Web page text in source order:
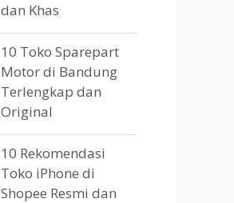
dan Khas
10 Toko Sparepart
Motor di Bandung
Terlengkap dan
Original
10 Rekomendasi
Toko iPhone di
Shopee Resmi dan